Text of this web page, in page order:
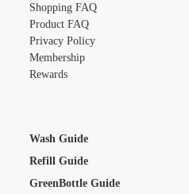
Shopping FAQ
Product FAQ
Privacy Policy
Membership
Rewards
Wash Guide
Refill Guide
GreenBottle Guide